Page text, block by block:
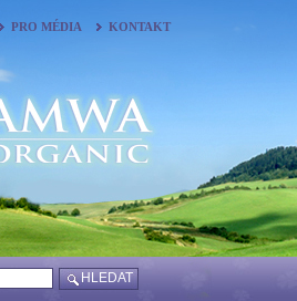
PRO MÉDIA KONTAKT
HLEDAT